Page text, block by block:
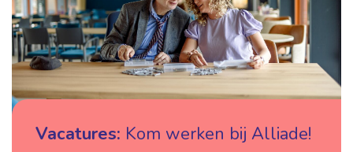
Vacatures: Kom werken bij Alliade!